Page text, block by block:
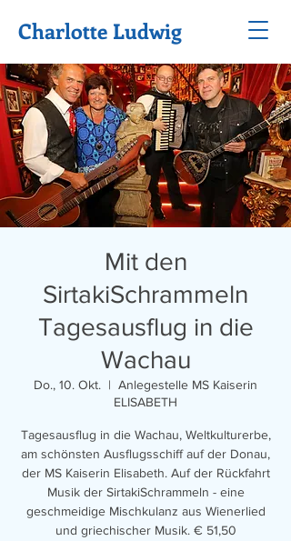
Charlotte Ludwig
Mit den
SirtakiSchrammeln
Tagesausflug in die
Wachau
Do., 10. Okt.
  |
Anlegestelle MS Kaiserin
ELISABETH
Tagesausflug in die Wachau, Weltkulturerbe,
am schönsten Ausflugsschiff auf der Donau,
der MS Kaiserin Elisabeth. Auf der Rückfahrt
Musik der SirtakiSchrammeln - eine
geschmeidige Mischkulanz aus Wienerlied
und griechischer Musik. € 51,50